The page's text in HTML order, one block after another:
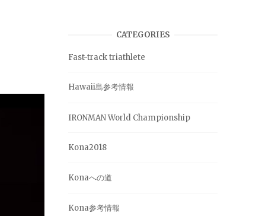
CATEGORIES
Fast-track triathlete
Hawaii島参考情報
IRONMAN World Championship
Kona2018
Konaへの道
Kona参考情報